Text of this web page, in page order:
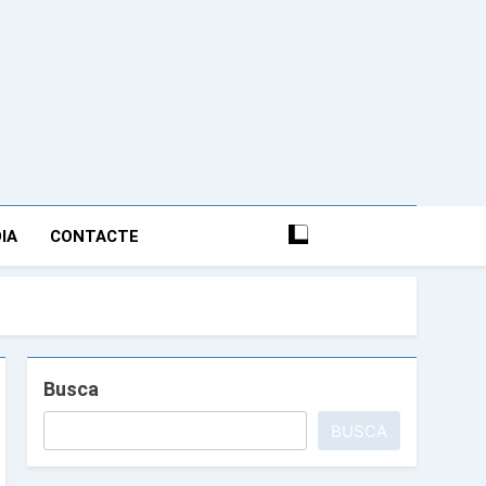
Anfós Ramon
CONTACTE
Busca
BUSCA